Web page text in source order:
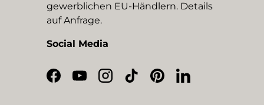
gewerblichen EU-Händlern. Details
auf Anfrage.
Social Media
Facebook
YouTubeInstagram
TikTokPinterestLinkedIn